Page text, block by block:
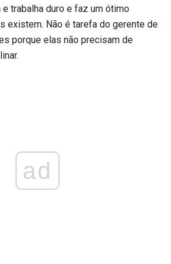
e trabalha duro e faz um ótimo
existem. Não é tarefa do gerente de
porque elas não precisam de
ad